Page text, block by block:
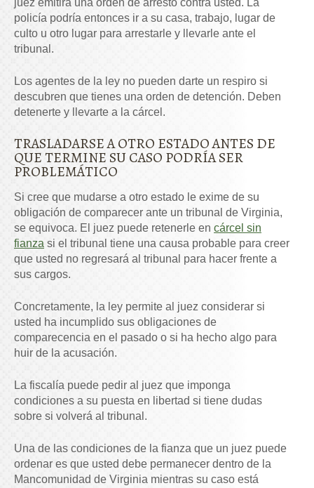
juez emitirá una orden de arresto contra usted. La
policía podría entonces ir a su casa, trabajo, lugar de
culto u otro lugar para arrestarle y llevarle ante el
tribunal.
Los agentes de la ley no pueden darte un respiro si
descubren que tienes una orden de detención. Deben
detenerte y llevarte a la cárcel.
TRASLADARSE A OTRO ESTADO ANTES DE
QUE TERMINE SU CASO PODRÍA SER
PROBLEMÁTICO
Si cree que mudarse a otro estado le exime de su
obligación de comparecer ante un tribunal de Virginia,
se equivoca. El juez puede retenerle en cárcel sin
fianza si el tribunal tiene una causa probable para creer
que usted no regresará al tribunal para hacer frente a
sus cargos.
Concretamente, la ley permite al juez considerar si
usted ha incumplido sus obligaciones de
comparecencia en el pasado o si ha hecho algo para
huir de la acusación.
La fiscalía puede pedir al juez que imponga
condiciones a su puesta en libertad si tiene dudas
sobre si volverá al tribunal.
Una de las condiciones de la fianza que un juez puede
ordenar es que usted debe permanecer dentro de la
Mancomunidad de Virginia mientras su caso está